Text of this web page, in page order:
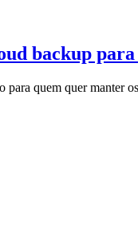
backup para
para quem quer manter